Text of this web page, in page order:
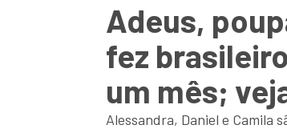
Adeus,
fez
um mês;
Alessandra, Daniel e Camila